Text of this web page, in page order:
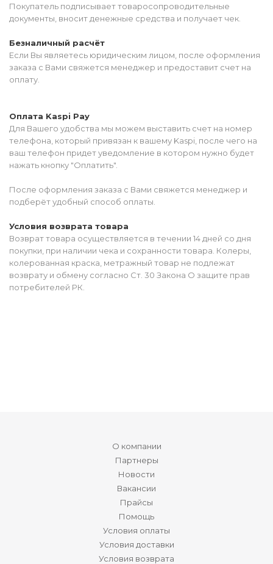
Покупатель подписывает товаросопроводительные
документы, вносит денежные средства и получает чек.
Безналичный расчёт
Если Вы являетесь юридическим лицом, после оформления
заказа с Вами свяжется менеджер и предоставит счет на
оплату.
Оплата Kaspi Pay
Для Вашего удобства мы можем выставить счет на номер
телефона, который привязан к вашему Kaspi, после чего на
ваш телефон придет уведомление в котором нужно будет
нажать кнопку "Оплатить".
После оформления заказа с Вами свяжется менеджер и
подберёт удобный способ оплаты.
Условия возврата товара
Возврат товара осуществляется в течении 14 дней со дня
покупки, при наличии чека и сохранности товара. Колеры,
колерованная краска, метражный товар не подлежат
возврату и обмену согласно Ст. 30 Закона О защите прав
потребителей РК.
О компании
Партнеры
Новости
Вакансии
Прайсы
Помощь
Условия оплаты
Условия доставки
Условия возврата